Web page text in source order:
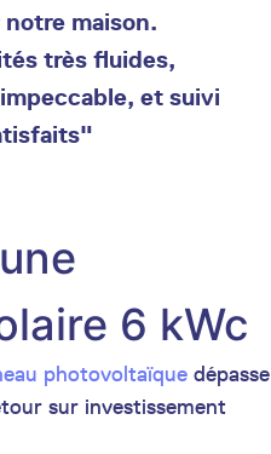
maison.
très fluides,
et suivi
6 kWc
photovoltaïque dépasse
sur investissement